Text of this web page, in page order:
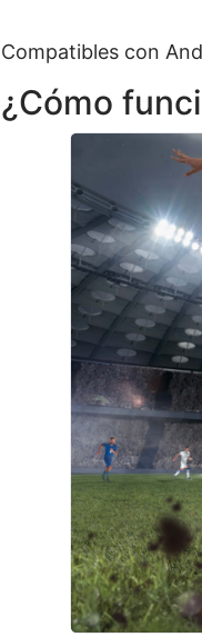
Compatibles con
¿Cómo